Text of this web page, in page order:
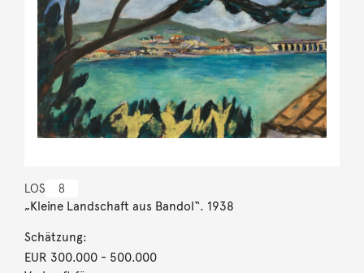
LOS 8
„Kleine Landschaft aus Bandol“. 1938
Schätzung:
EUR 300.000- 500.000